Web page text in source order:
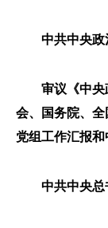
中共中央政
审议《中
会、国务院、
党组工作汇报和
中共中央